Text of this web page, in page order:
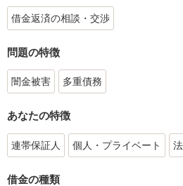
借金返済の相談・交渉
問題の特徴
闇金被害 多重債務
あなたの特徴
連帯保証人 個人・プライベート
借金の種類